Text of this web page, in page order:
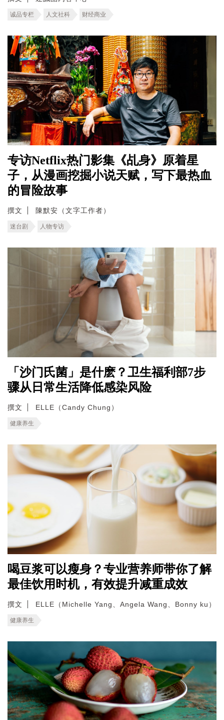
诚品专栏 人文社科 财经商业
专访Netflix热门影集《乩身》原着星
子，从漫画挖掘小说天赋，写下最热血
的冒险故事
撰文 陳默安（文字工作者）
迷台剧 人物专访
「沙门氏菌」是什麽？卫生福利部7步
骤从日常生活降低感染风险
撰文 ELLE（Candy Chung）
健康养生
喝豆浆可以瘦身？专业营养师带你了解
最佳饮用时机，有效提升减重成效
撰文 ELLE（Michelle Yang、Angela Wang、Bonny ku）
健康养生